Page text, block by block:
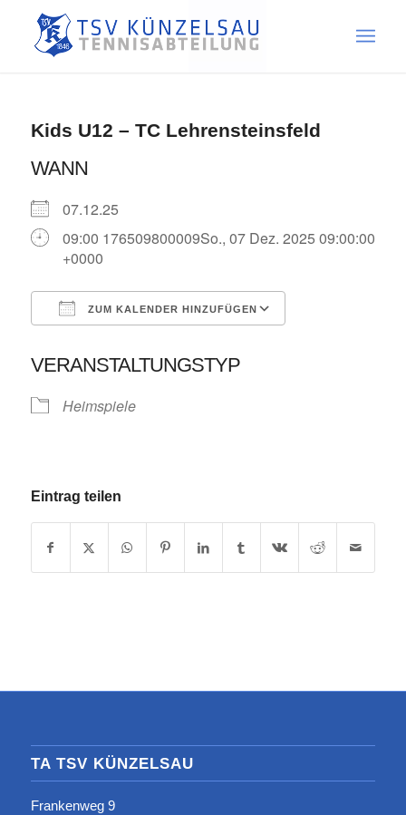
Kids U12 – TC Lehrensteinsfeld
WANN
07.12.25
09:00 176509800009So., 07 Dez. 2025 09:00:00
+0000
ZUM KALENDER HINZUFÜGEN
VERANSTALTUNGSTYP
Heimspiele
Eintrag teilen
TA TSV KÜNZELSAU
Frankenweg 9